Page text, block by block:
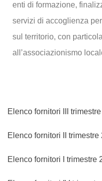
enti di formazione,
servizi di accoglienza
sul territorio, con
all’associazionismo
Elenco fornitori III
Elenco fornitori II trimestre
Elenco fornitori I trimestre